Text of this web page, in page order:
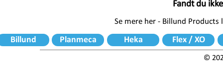
Fandt du
Se mere her - Billund
Billund Planmeca Heka Flex / XO
©